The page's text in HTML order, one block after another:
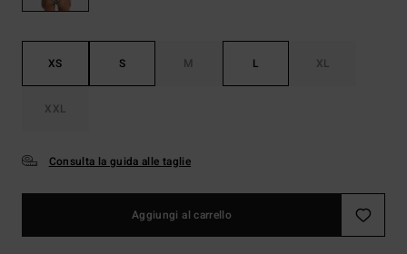
XS S M L XL
XXL
Consulta la guida alle taglie
Aggiungi al carrello